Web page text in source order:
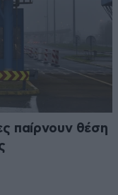
παίρνουν θέση